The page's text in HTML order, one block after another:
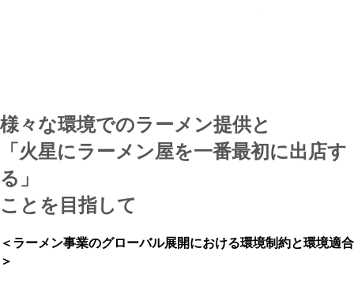
様々な環境でのラーメン提供と
「火星にラーメン屋を一番最初に出店す
る」
ことを目指して
＜ラーメン事業のグローバル展開における環境制約と環境適合
＞